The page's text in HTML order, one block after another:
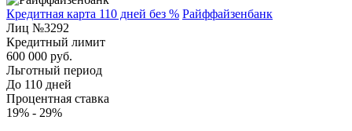
Кредитная карта 110 дней без % Райффайзенбанк
Лиц №3292
Кредитный лимит
600 000 руб.
Льготный период
До 110 дней
Процентная ставка
19% - 29%